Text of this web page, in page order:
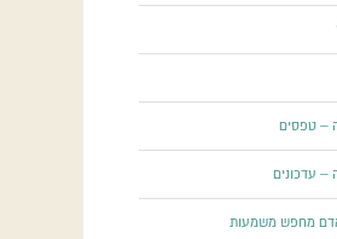
– טפסים
– עדכונים
מחפש משמעות